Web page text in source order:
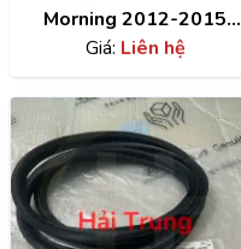
Morning 2012-2015
chính hãng | 865601Y500
Giá: Liên hệ